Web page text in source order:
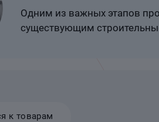
Одним из важных этапов
существующим
к товарам